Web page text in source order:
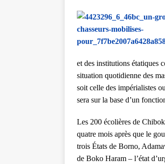
et des institutions étatiques
situation quotidienne des
soit celle des impérialistes
sera sur la base d’un
Les 200 écolières de
quatre mois après que le
trois États de Borno,
de Boko Haram – l’état